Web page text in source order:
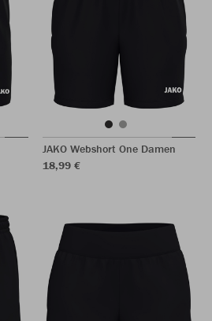
JAKO Webshort One Damen
18,99 €